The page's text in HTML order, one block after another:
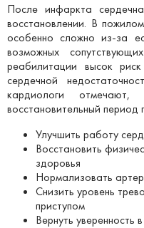
После инфаркта
восстановлении. В
особенно сложно из-за
возможных
реабилитации высок
сердечной
кардиологи отмечают,
восстановительный период
Улучшить работу
Восстановить
здоровья
Нормализовать
Снизить уровень
приступом
Вернуть уверенность